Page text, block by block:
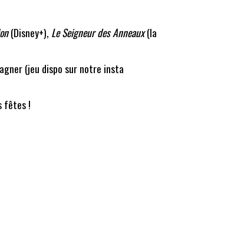
(Disney+), Le Seigneur des Anneaux(la
(jeu dispo sur notre insta
fêtes !